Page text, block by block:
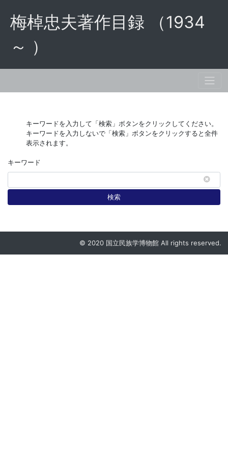
梅棹忠夫著作目録 （1934
～ ）
キーワードを入力して「検索」ボタンをクリックしてください。
キーワードを入力しないで「検索」ボタンをクリックすると全件
表示されます。
キーワード
検索
© 2020 国立民族学博物館 All rights reserved.